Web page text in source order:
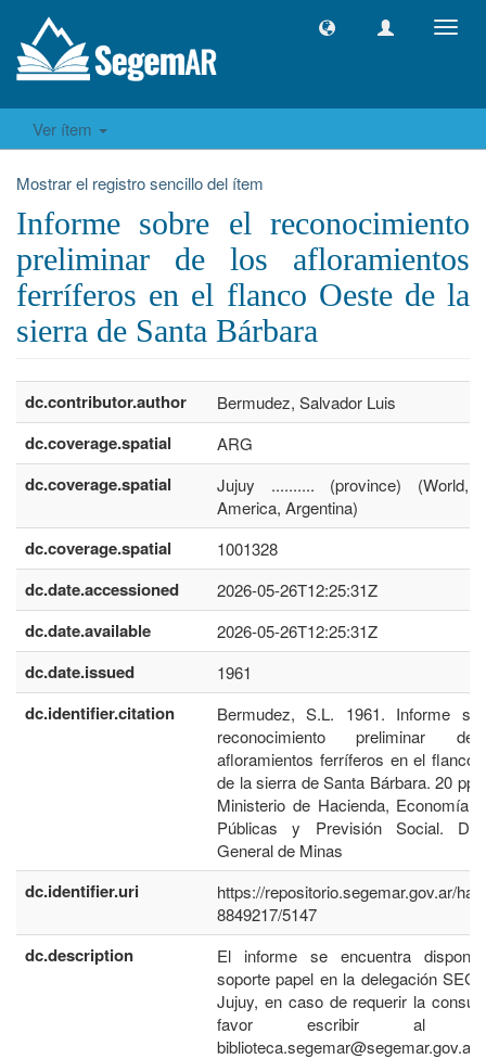
Ver ítem
Mostrar el registro sencillo del ítem
Informe sobre el reconocimiento
preliminar de los afloramientos
ferríferos en el flanco Oeste de la
sierra de Santa Bárbara
dc.contributor.author Bermudez, Salvador Luis
dc.coverage.spatial ARG
dc.coverage.spatial
Jujuy .......... (province) (World,
America, Argentina)
dc.coverage.spatial 1001328
dc.date.accessioned 2026-05-26T12:25:31Z
dc.date.available 2026-05-26T12:25:31Z
dc.date.issued 1961
dc.identifier.citation
Bermudez, S.L. 1961. Informe
reconocimiento preliminar
afloramientos ferríferos en el flanco
de la sierra de Santa Bárbara. 20 pp.
Ministerio de Hacienda, Economía,
Públicas y Previsión Social.
General de Minas
dc.identifier.uri
https://repositorio.segemar.gov.ar/
8849217/5147
dc.description
El informe se encuentra
soporte papel en la delegación
Jujuy, en caso de requerir la
favor escribir al
biblioteca.segemar@segemar.gov.ar